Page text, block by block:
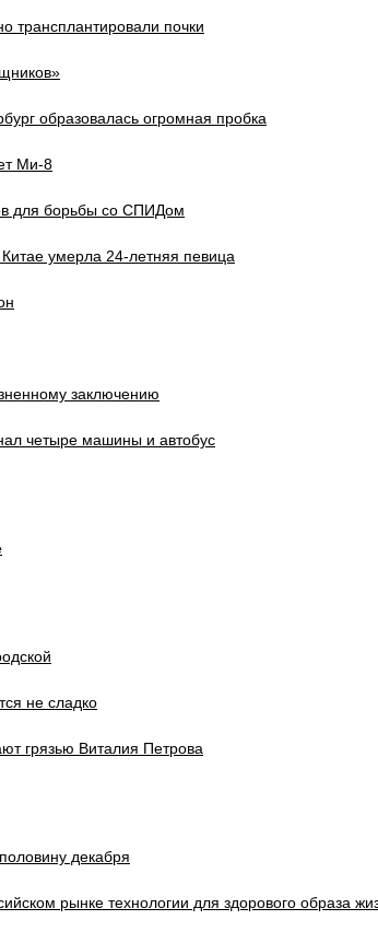
трансплантировали почки
образовалась огромная пробка
Ми-8
для борьбы со СПИДом
умерла 24-летняя певица
заключению
четыре машины и автобус
не сладко
грязью Виталия Петрова
декабря
рынке технологии для здорового образа